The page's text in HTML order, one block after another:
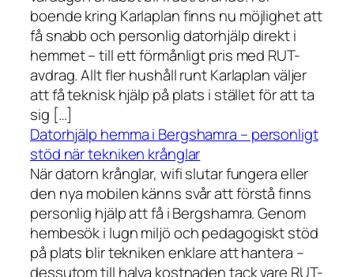
boende kring Karlaplan finns nu möjlighet att
få snabb och personlig datorhjälp direkt i
hemmet – till ett förmånligt pris med RUT-
avdrag. Allt fler hushåll runt Karlaplan väljer
att få teknisk hjälp på plats i stället för att ta
sig […]
Datorhjälp hemma i Bergshamra – personligt
stöd när tekniken krånglar
När datorn krånglar, wifi slutar fungera eller
den nya mobilen känns svår att förstå finns
personlig hjälp att få i Bergshamra. Genom
hembesök i lugn miljö och pedagogiskt stöd
på plats blir tekniken enklare att hantera –
dessutom till halva kostnaden tack vare RUT-